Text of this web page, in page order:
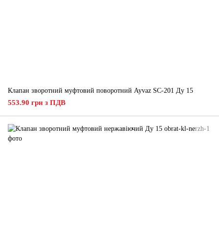
Клапан зворотний муфтовий поворотний Ayvaz SC-201 Ду 15
553.90 грн з ПДВ